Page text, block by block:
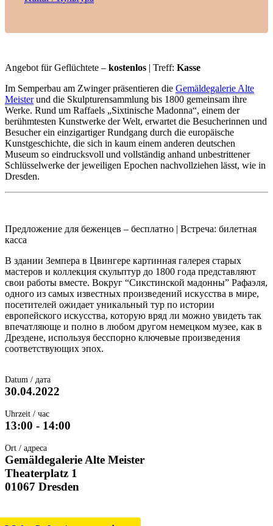
Datum / дата
30.04.2022
Uhrzeit / час
13:00 - 14:00
Ort / адреса
Gemäldegalerie Alte Meister
Theaterplatz 1
01067 Dresden
Angebot für Geflüchtete – kostenlos | Treff: Kasse
Im Semperbau am Zwinger präsentieren die Gemäldegalerie Alte
Meisterund die Skulpturensammlung bis 1800 gemeinsam ihre
Werke. Rund um Raffaels „Sixtinische Madonna“, einem der
berühmtesten Kunstwerke der Welt, erwartet die Besucherinnen und
Besucher ein einzigartiger Rundgang durch die europäische
Kunstgeschichte, die sich in kaum einem anderen deutschen
Museum so eindrucksvoll und vollständig anhand unbestrittener
Schlüsselwerke der jeweiligen Epochen nachvollziehen lässt, wie in
Dresden.
Предложение для беженцев – бесплатно | Встреча: билетная
касса
В здании Земпера в Цвингере картинная галерея старых
мастеров и коллекция скульптур до 1800 года представляют
свои работы вместе. Вокруг “Сикстинской мадонны” Рафаэля,
одного из самых известных произведений искусства в мире,
посетителей ожидает уникальный тур по истории
европейского искусства, которую вряд ли можно увидеть так
впечатляюще и полно в любом другом немецком музее, как в
Дрездене, используя бесспорно ключевые произведения
соответствующих эпох.